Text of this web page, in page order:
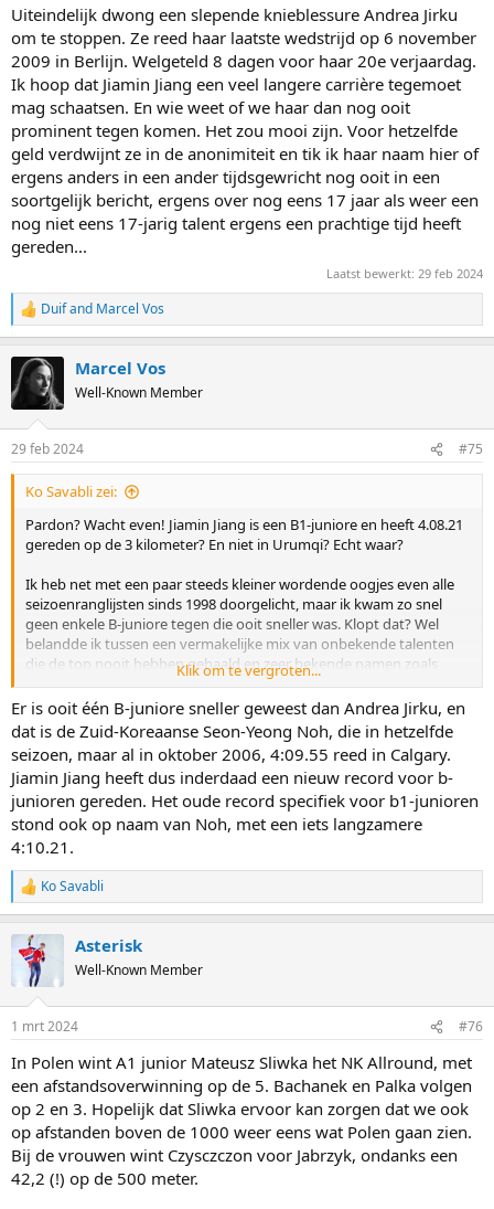
Uiteindelijk dwong een slepende knieblessure Andrea Jirku
om te stoppen. Ze reed haar laatste wedstrijd op 6 november
2009 in Berlijn. Welgeteld 8 dagen voor haar 20e verjaardag.
Ik hoop dat Jiamin Jiang een veel langere carrière tegemoet
mag schaatsen. En wie weet of we haar dan nog ooit
prominent tegen komen. Het zou mooi zijn. Voor hetzelfde
geld verdwijnt ze in de anonimiteit en tik ik haar naam hier of
ergens anders in een ander tijdsgewricht nog ooit in een
soortgelijk bericht, ergens over nog eens 17 jaar als weer een
nog niet eens 17-jarig talent ergens een prachtige tijd heeft
gereden...
Laatst bewerkt: 29 feb 2024
R
e
c
t
s
:
Duifand Marcel Vos
Marcel Vos
Well-Known Member
29 feb 2024 #75
Ko Savabli zei:
Pardon? Wacht even! Jiamin Jiang is een B1-juniore en heeft 4.08.21
gereden op de 3 kilometer? En niet in Urumqi? Echt waar?
Ik heb net met een paar steeds kleiner wordende oogjes even alle
seizoenranglijsten sinds 1998 doorgelicht, maar ik kwam zo snel
geen enkele B-juniore tegen die ooit sneller was. Klopt dat? Wel
belandde ik tussen een vermakelijke mix van onbekende talenten
die de top nooit hebben gehaald en zeer bekende namen zoals
Momoka Horikawa, Lotte van Beek, Francesca Lollobrigida, Ragne
Wiklund, Antoinette de Jong, Miho Takagi, Mia Manganello, Viola
"waar ben je gebleven" Feichtner, Binyu Yang, Angelika Golikova (!),
Aurora Lovas, Merel Conijn, Chloe Hoogendoorn, Robin Groot,
Laura Peveri, de Roemeense Oana Opincariu, Kaitlyn McGregor,
Vanessa "toen nog" Bittner, Angel Daleman, Pien Keulstra, Karolina
Bosiek, Karolina Erbanova, Joy Beune en last but not least: Andrea
Jirku!
Andrea Jirku kwam uit Tsjechië, was 2,5 jaar jonger dan Martina
Sablikova en misschien net wel zo'n groot talent. Mooi om haar
naam nog eens terug te zien. Zij reed als B2-junior in 2007 in Salt
Lake City ooit 4.09.78. Op het legendarische EK Allround van 2007 in
Collalbo waar Sablikova met een geweldige 5km Wüst nog in
extremis naar plek twee en een troostende boom verwees, reed
Jirku wellicht haar beste afstand in haar korte carrière. Sablikova
won daar afgetekend met 6.58. Ver voor Groenewold (7.08),
Pechstein (7.10), Anschütz (7.10), Marja Vis (7.11), Wüst (7.12) en
Maren Haugli (7.14). Allemaal zeer goede schaatsers. Niet zo heel
ver daarachter baarde Jirku toch wel opzien door als pas 17-jarige
7.17 te rijden. Dat was een Nationaal Junioren Record voor Tsjechië.
Wat ze daar en die dag dus afpakte van Sablikova. Bij het WK
Afstanden scherpte ze dat junioren record twee maanden later nog
aan naar 7.07.97. Op die 5km zat ze als 17-jarige ook maar 9
seconden van een medaille.
Klik om te vergroten...
Er is ooit één B-juniore sneller geweest dan Andrea Jirku, en
dat is de Zuid-Koreaanse Seon-Yeong Noh, die in hetzelfde
seizoen, maar al in oktober 2006, 4:09.55 reed in Calgary.
Jiamin Jiang heeft dus inderdaad een nieuw record voor b-
junioren gereden. Het oude record specifiek voor b1-junioren
stond ook op naam van Noh, met een iets langzamere
4:10.21.
R
e
c
t
s
Ko Savabli
Asterisk
Well-Known Member
1 mrt 2024 #76
In Polen wint A1 junior Mateusz Sliwka het NK Allround, met
een afstandsoverwinning op de 5. Bachanek en Palka volgen
op 2 en 3. Hopelijk dat Sliwka ervoor kan zorgen dat we ook
op afstanden boven de 1000 weer eens wat Polen gaan zien.
Bij de vrouwen wint Czysczczon voor Jabrzyk, ondanks een
42,2 (!) op de 500 meter.